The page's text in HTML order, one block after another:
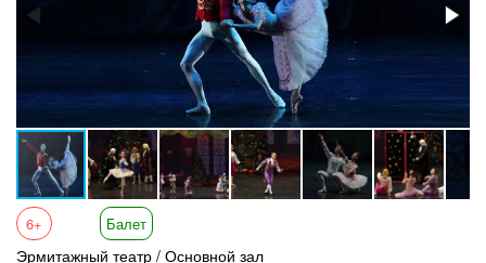
6+ Балет
Эрмитажный театр / Основной зал